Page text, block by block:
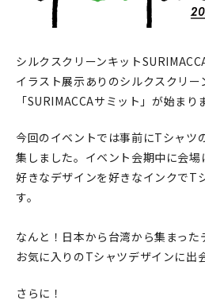
雑貨
JAMグッズ
台湾グッズ
在庫限り
シルクスクリーンキット
イラスト展示ありのシルクスクリー
「SURIMACCAサミット」が始まり
今回のイベントでは事前にTシャツ
集しました。イベント会期中に会場
好きなデザインを好きなインクでT
す。
なんと！日本から台湾から集まっ
お気に入りのTシャツデザインに出
さらに！